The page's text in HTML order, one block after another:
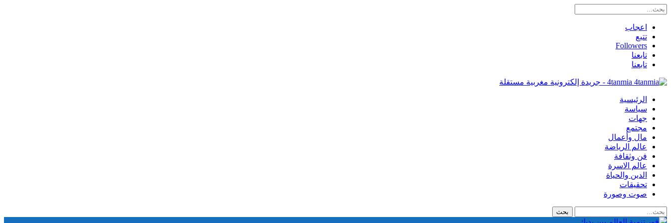
اعجاب
تتبع
Followers
تابعنا
تابعنا
4tanmia - جريدة إلكترونية مغربية مستقلة
الرئيسية
سياسة
جهات
مجتمع
مال وأعمال
عالم الرياضة
فن وثقافة
عالم الاسرة
الدين والحياة
تحقيقات
صوت وصورة